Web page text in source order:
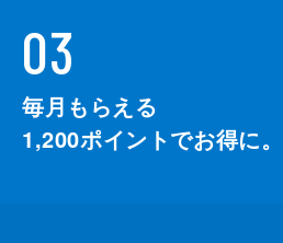
03
毎月もらえる
1,200ポイントでお得に。